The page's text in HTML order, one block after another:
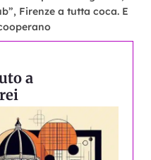
Firenze a tutta coca. E
a